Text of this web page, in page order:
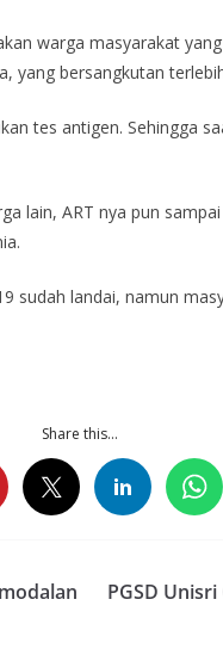
warga masyarakat
yang bersangkutan
tes antigen. Sehingga
lain, ART nya pun
sudah landai, namun
Share this…
PGSD